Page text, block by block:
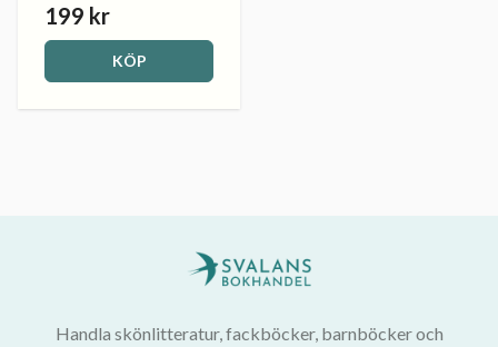
199 kr
KÖP
Handla skönlitteratur, fackböcker, barnböcker och